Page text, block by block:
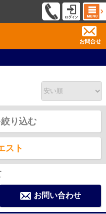
お問合せ
り込む
スト
お問い合わせ